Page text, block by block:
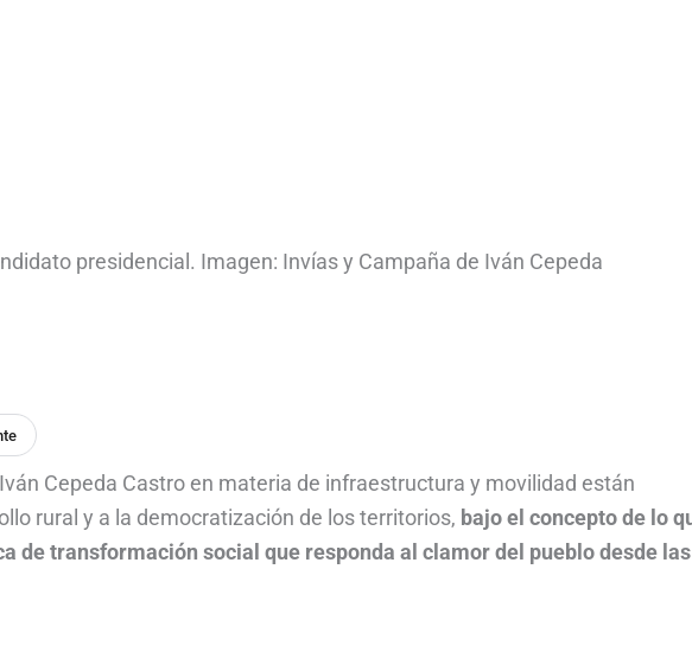
presidencial. Imagen: Invías y Campaña de Iván Cepeda
Cepeda Castro en materia de infraestructura y movilidad están
rural y a la democratización de los territorios, bajo el concepto de lo
de transformación social que responda al clamor del pueblo desde las